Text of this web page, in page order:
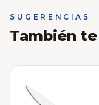
SUGERENCIAS
También